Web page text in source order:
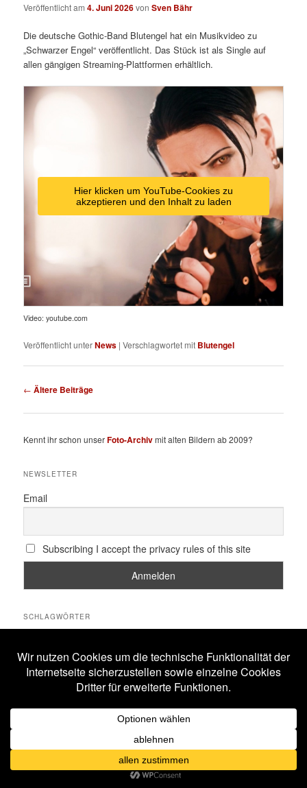
Veröffentlicht am4. Juni 2026vonSven Bähr
Die deutsche Gothic-Band Blutengel hat ein Musikvideo zu
„Schwarzer Engel“ veröffentlicht. Das Stück ist als Single auf
allen gängigen Streaming-Plattformen erhältlich.
Hier klicken um YouTube-Cookies zu
akzeptieren und den Inhalt zu laden
Video: youtube.com
Veröffentlicht unterNews |Verschlagwortet mit Blutengel
Beitragsnavigation
← Ältere Beiträge
Kennt ihr schon unserFoto-Archivmit alten Bildern ab 2009?
NEWSLETTER
Email
Subscribing I accept the privacy rules of this site
SCHLAGWÖRTER
Blutengel Coppelius Corona Corvus Corax
Eisbrecher Ensiferum Faun Feuerschwanz
Frankfurt Harakiri For The Sky
Hexentanz Festival
Köln Leipzig Letzte Instanz
Lord Of The Lost M'era Luna Festival